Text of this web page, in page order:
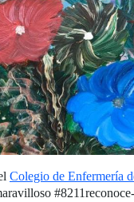
Colegio de Enfermería